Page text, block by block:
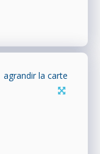
agrandir la carte